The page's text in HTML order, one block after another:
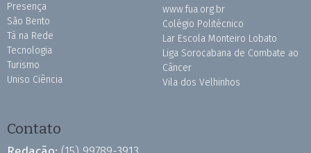
Presença
São Bento
Tá na Rede
Tecnologia
Turismo
Uniso Ciência
www.fua.org.br
Colégio Politécnico
Lar Escola Monteiro Lobato
Liga Sorocabana de Combate ao
Câncer
Vila dos Velhinhos
Contato